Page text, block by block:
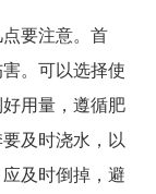
要注意。首
。可以选择使
用量，遵循肥
及时浇水，以
及时倒掉，避